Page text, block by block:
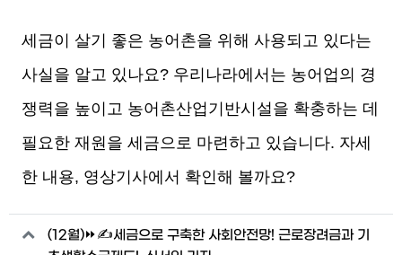
세금이 살기 좋은 농어촌을 위해 사용되고 있다는
사실을 알고 있나요? 우리나라에서는 농어업의 경
쟁력을 높이고 농어촌산업기반시설을 확충하는 데
필요한 재원을 세금으로 마련하고 있습니다. 자세
한 내용, 영상기사에서 확인해 볼까요?
관련자료
(12월)⏩✍세금으로 구축한 사회안전망! 근로장려금과 기